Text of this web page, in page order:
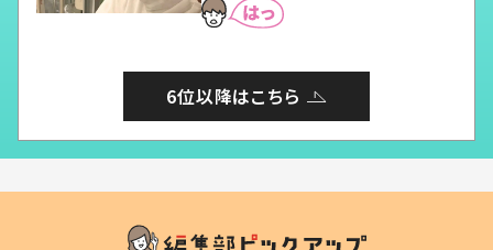
6位以降はこちら